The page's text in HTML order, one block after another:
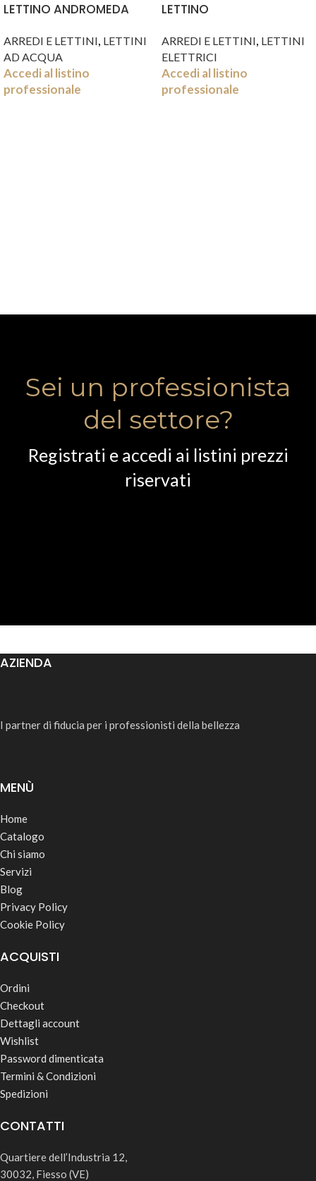
LETTINO ANDROMEDA
ARREDI E LETTINI, LETTINI
AD ACQUA
Accedi al listino
professionale
LETTINO
1M
ARREDI E LETTINI, LETTINI
ELETTRICI
Accedi al listino
professionale
Sei un professionista
del settore?
Registrati e accedi ai listini prezzi
riservati
AZIENDA
I partner di fiducia per i professionisti della bellezza
MENÙ
Home
Catalogo
Chi siamo
Servizi
Blog
Privacy Policy
Cookie Policy
ACQUISTI
Ordini
Checkout
Dettagli account
Wishlist
Password dimenticata
Termini & Condizioni
Spedizioni
CONTATTI
Quartiere dell’Industria 12,
30032, Fiesso (VE)